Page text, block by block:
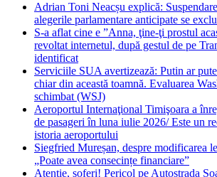
Adrian Toni Neacșu explică:
alegerile parlamentare anticipate se
S-a aflat cine e ”Anna, ţine-ţi prostul
revoltat internetul, după gestul de pe
identificat
Serviciile SUA avertizează: Putin ar
chiar din această toamnă. Evaluarea
schimbat (WSJ)
Aeroportul Internaţional Timişoara a
de pasageri în luna iulie 2026/ Este un
istoria aeroportului
Siegfried Mureșan, despre modificarea
„Poate avea consecințe financiare”
Atenție, șoferi! Pericol pe Autostrada